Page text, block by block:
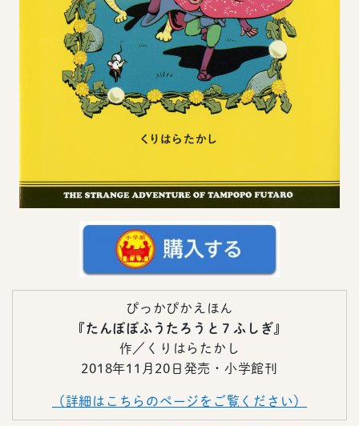
ぴっかぴかえほん
『たんぽぽふうたろうと７ふしぎ』
作／くりはらたかし
2018年11月20日発売・小学館刊
（詳細はこちらのページをご覧ください）